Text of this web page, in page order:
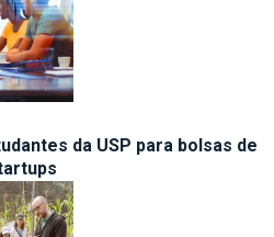
da USP para bolsas de